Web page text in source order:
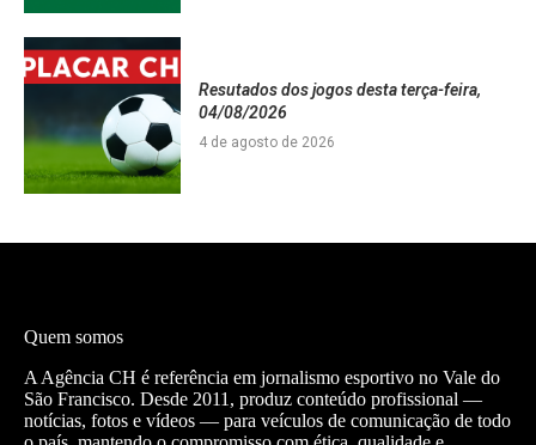
Resutados dos jogos desta terça-feira,
04/08/2026
4 de agosto de 2026
Quem somos
A Agência CH é referência em jornalismo esportivo no Vale do
São Francisco. Desde 2011, produz conteúdo profissional —
notícias, fotos e vídeos — para veículos de comunicação de todo